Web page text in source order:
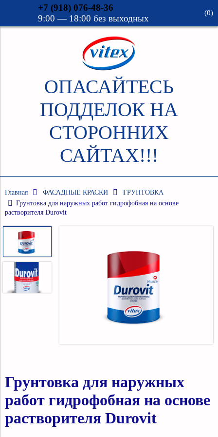
Verification: 69c75e12667fb076
+7 (918) 076-48-36
9:00 — 18:00 без выходных
(0)
ОПАСАЙТЕСЬ
ПОДДЕЛОК НА
СТОРОННИХ
САЙТАХ!!!
Главная ФАСАДНЫЕ КРАСКИ
ГРУНТОВКА
Грунтовка для наружных работ гидрофобная на основе
растворителя Durovit
Грунтовка для наружных
работ гидрофобная на основе
растворителя Durovit